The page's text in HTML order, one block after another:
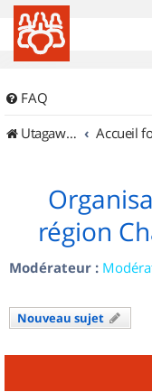
FAQ
UtagawaVTT (Randos VTT et VTTAE avec traces GPS)
région
Modérateur :
Nouveau sujet